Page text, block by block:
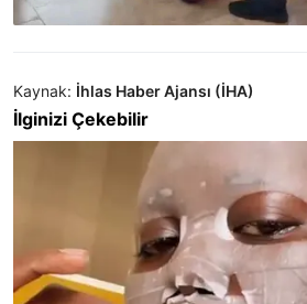
Kaynak: İhlas Haber Ajansı (İHA)